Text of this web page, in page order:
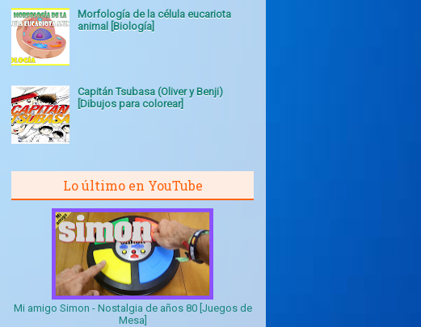
Morfología de la célula eucariota
animal [Biología]
Capitán Tsubasa (Oliver y Benji)
[Dibujos para colorear]
Lo último en YouTube
Mi amigo Simon - Nostalgia de años 80 [Juegos de
Mesa]